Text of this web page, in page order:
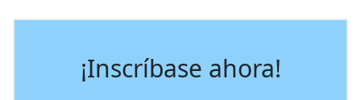
¡Inscríbase ahora!